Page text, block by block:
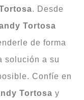
. Desde
Tortosa
de forma
solución a su
Confíe en
Tortosa y